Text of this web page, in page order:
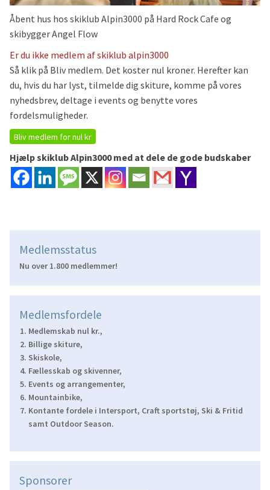
Åbent hus hos skiklub Alpin3000 på Hard Rock Cafe og
skibygger Angel Flow
Er du ikke medlem af skiklub alpin3000
Så klik på Bliv medlem. Det koster nul kroner. Herefter kan
du, hvis du har lyst, tilmelde dig skiture, komme på vores
nyhedsbrev, deltage i events og benytte vores
fordelsmuligheder.
Bliv medlem for nul kr
Hjælp skiklub Alpin3000 med at dele de gode budskaber
Medlemsstatus
Nu over 1.800 medlemmer!
Medlemsfordele
Medlemskab nul kr.,
Billige skiture,
Skiskole,
Fællesskab og skivenner,
Events og arrangementer,
Mountainbike,
Kontante fordele i Intersport, Craft sportstøj, Ski & Fritid
samt Outdoor Season.
Sponsorer